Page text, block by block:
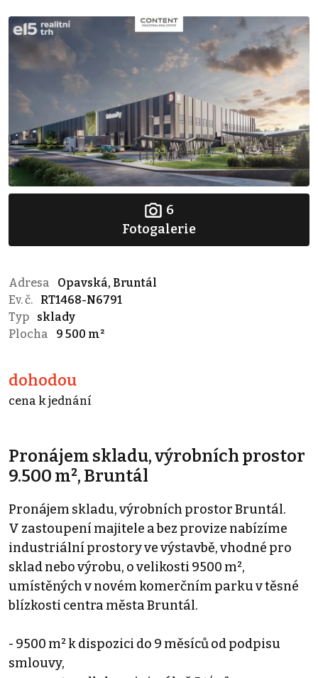
6
Fotogalerie
Adresa
Opavská, Bruntál
Ev. č.
RT1468-N6791
Typ
sklady
Plocha
9 500 m²
dohodou
cena k jednání
Pronájem skladu, výrobních prostor
9.500 m², Bruntál
Pronájem skladu, výrobních prostor Bruntál.
V zastoupení majitele a bez provize nabízíme
industriální prostory ve výstavbě, vhodné pro
sklad nebo výrobu, o velikosti 9500 m²,
umístěných v novém komerčním parku v těsné
blízkosti centra města Bruntál.
- 9500 m² k dispozici do 9 měsíců od podpisu
smlouvy,